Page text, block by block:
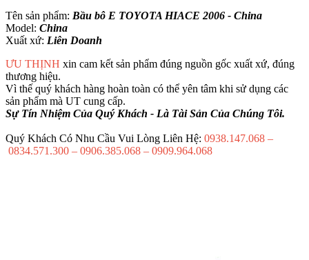
Tên sản phẩm: Bầu bô E TOYOTA HIACE 2006 - China
Model: China
Xuất xứ: Liên Doanh
ƯU THỊNH xin cam kết sản phẩm đúng nguồn gốc xuất xứ, đúng
thương hiệu.
Vì thế quý khách hàng hoàn toàn có thể yên tâm khi sử dụng các
sản phẩm mà UT cung cấp.
Sự Tín Nhiệm Của Quý Khách - Là Tài Sản Của Chúng Tôi.
Quý Khách Có Nhu Cầu Vui Lòng Liên Hệ: 0938.147.068 –
0834.571.300 – 0906.385.068 – 0909.964.068